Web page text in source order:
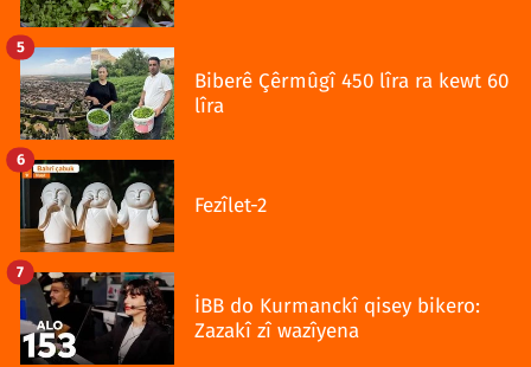
Biberê Çêrmûgî 450 lîra ra kewt 60
lîra
5
Fezîlet-2
6
İBB do Kurmanckî qisey bikero:
Zazakî zî wazîyena
7